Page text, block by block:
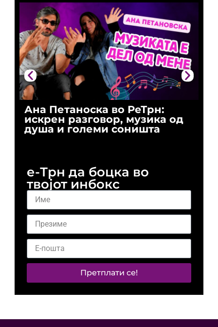
Ана Петаноска во РеТрн:
искрен разговор, музика од
душа и големи соништа
е-Трн да боцка во
твојот инбокс
Претплати се!